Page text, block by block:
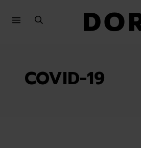
COVID-19